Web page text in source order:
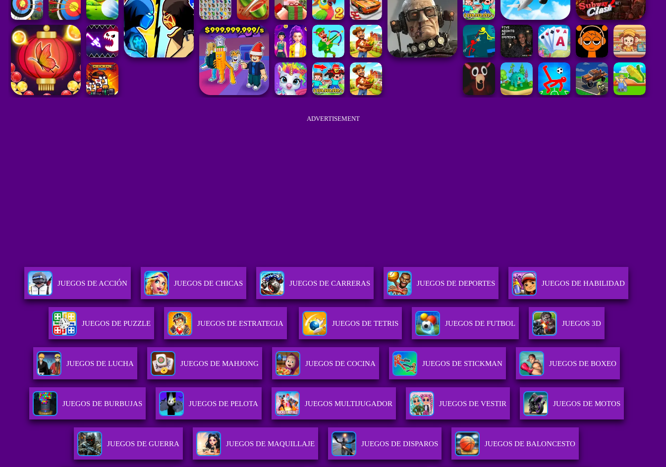
ADVERTISEMENT
JUEGOS DE ACCIÓN JUEGOS DE CHICAS JUEGOS DE CARRERAS JUEGOS DE DEPORTES JUEGOS DE HABILIDAD
JUEGOS DE PUZZLE JUEGOS DE ESTRATEGIA JUEGOS DE TETRIS JUEGOS DE FUTBOL JUEGOS 3D
JUEGOS DE LUCHA JUEGOS DE MAHJONG JUEGOS DE COCINA JUEGOS DE STICKMAN JUEGOS DE BOXEO
JUEGOS DE BURBUJAS JUEGOS DE PELOTA JUEGOS MULTIJUGADOR JUEGOS DE VESTIR JUEGOS DE MOTOS
JUEGOS DE GUERRA JUEGOS DE MAQUILLAJE JUEGOS DE DISPAROS JUEGOS DE BALONCESTO